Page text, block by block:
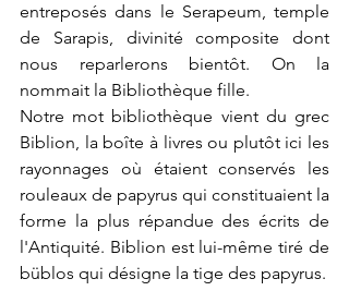
entreposés dans le Serapeum, temple
de Sarapis, divinité composite dont
nous reparlerons bientôt. On la
nommait la Bibliothèque fille.
Notre mot bibliothèque vient du grec
Biblion, la boîte à livres ou plutôt ici les
rayonnages où étaient conservés les
rouleaux de papyrus qui constituaient la
forme la plus répandue des écrits de
l'Antiquité. Biblion est lui-même tiré de
büblos qui désigne la tige des papyrus.